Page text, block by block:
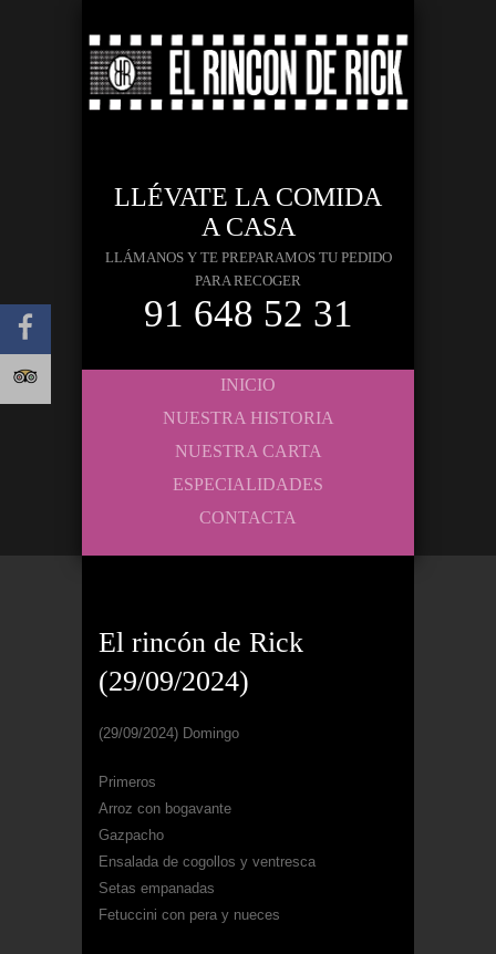
LLÉVATE LA COMIDA
A CASA
LLÁMANOS Y TE PREPARAMOS TU PEDIDO
PARA RECOGER
91 648 52 31
INICIO
NUESTRA HISTORIA
NUESTRA CARTA
ESPECIALIDADES
CONTACTA
El rincón de Rick
(29/09/2024)
(29/09/2024) Domingo
Primeros
Arroz con bogavante
Gazpacho
Ensalada de cogollos y ventresca
Setas empanadas
Fetuccini con pera y nueces